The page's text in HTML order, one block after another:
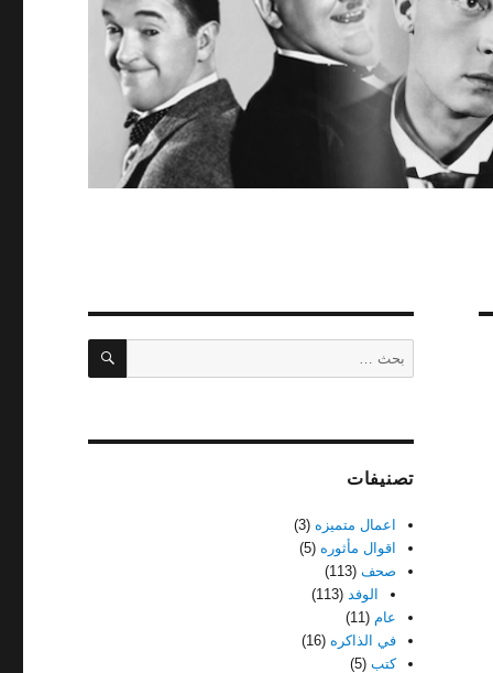
عن:
بحث
تصنيفات
اعمال متميزه (3)
اقوال مأثوره (5)
صحف (113)
الوفد (113)
عام (11)
في الذاكره (16)
كتب (5)